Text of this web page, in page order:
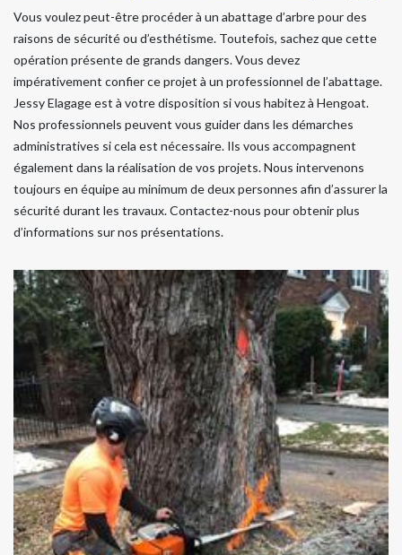
Vous voulez peut-être procéder à un abattage d’arbre pour des
raisons de sécurité ou d’esthétisme. Toutefois, sachez que cette
opération présente de grands dangers. Vous devez
impérativement confier ce projet à un professionnel de l’abattage.
Jessy Elagage est à votre disposition si vous habitez à Hengoat.
Nos professionnels peuvent vous guider dans les démarches
administratives si cela est nécessaire. Ils vous accompagnent
également dans la réalisation de vos projets. Nous intervenons
toujours en équipe au minimum de deux personnes afin d’assurer la
sécurité durant les travaux. Contactez-nous pour obtenir plus
d’informations sur nos présentations.